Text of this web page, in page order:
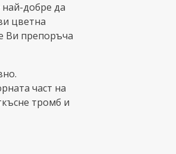
добре да
цветна
Ви препоръча
част на
тромб и